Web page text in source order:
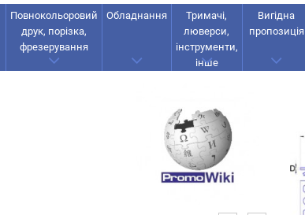
Повнокольоровий
друк, порізка,
фрезерування
Обладнання
Тримачі,
люверси,
інструменти,
інше
Вигідна
пропозиція